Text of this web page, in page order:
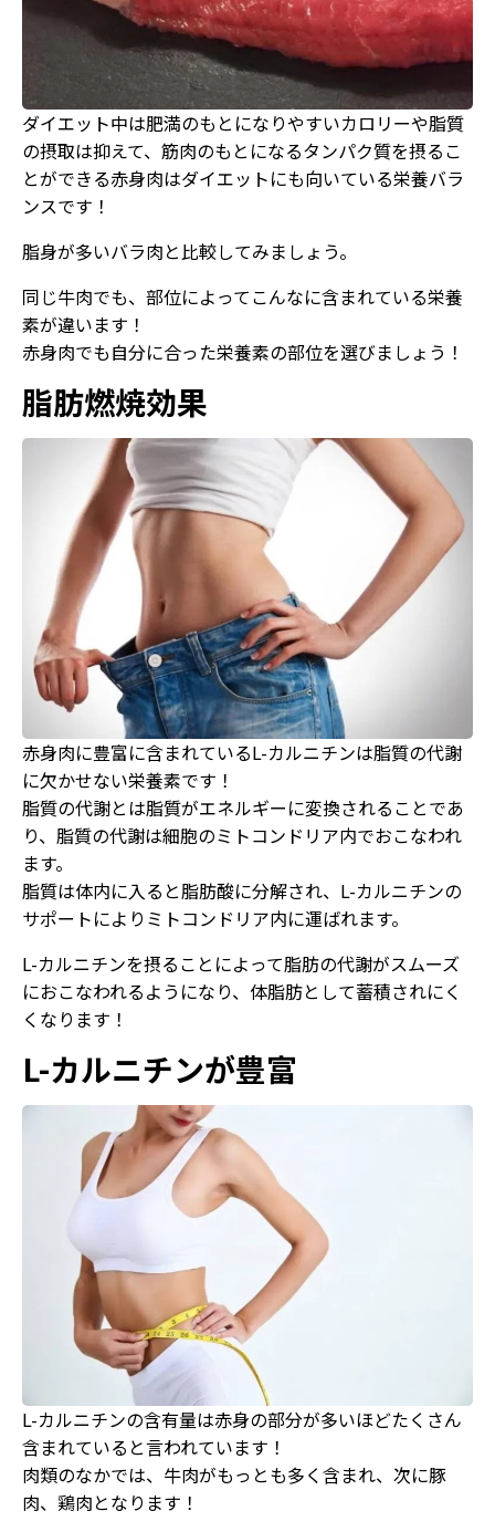
ダイエット中は肥満のもとになりやすいカロリーや脂質
の摂取は抑えて、筋肉のもとになるタンパク質を摂るこ
とができる赤身肉はダイエットにも向いている栄養バラ
ンスです！
脂身が多いバラ肉と比較してみましょう。
同じ牛肉でも、部位によってこんなに含まれている栄養
素が違います！
赤身肉でも自分に合った栄養素の部位を選びましょう！
脂肪燃焼効果
赤身肉に豊富に含まれているL-カルニチンは脂質の代謝
に欠かせない栄養素です！
脂質の代謝とは脂質がエネルギーに変換されることであ
り、脂質の代謝は細胞のミトコンドリア内でおこなわれ
ます。
脂質は体内に入ると脂肪酸に分解され、L-カルニチンの
サポートによりミトコンドリア内に運ばれます。
L-カルニチンを摂ることによって脂肪の代謝がスムーズ
におこなわれるようになり、体脂肪として蓄積されにく
くなります！
L-カルニチンが豊富
L-カルニチンの含有量は赤身の部分が多いほどたくさん
含まれていると言われています！
肉類のなかでは、牛肉がもっとも多く含まれ、次に豚
肉、鶏肉となります！